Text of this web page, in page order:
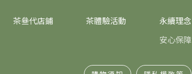
茶叄代店鋪 茶體驗活動
永續理念
安心保障